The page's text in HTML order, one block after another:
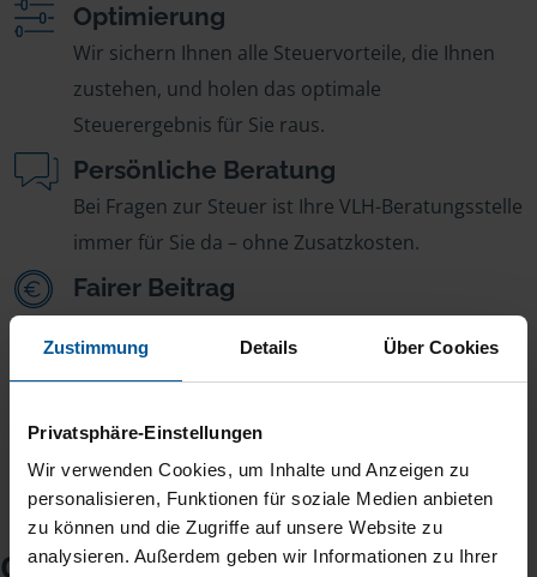
Zustimmung Details Über Cookies
Privatsphäre-Einstellungen
Wir verwenden Cookies, um Inhalte und Anzeigen zu
personalisieren, Funktionen für soziale Medien anbieten
zu können und die Zugriffe auf unsere Website zu
analysieren. Außerdem geben wir Informationen zu Ihrer
Optimierung
Wir sichern Ihnen alle Steuervorteile, die Ihnen
zustehen, und holen das optimale
Steuerergebnis für Sie raus.
Persönliche Beratung
Bei Fragen zur Steuer ist Ihre VLH-Beratungsstelle
immer für Sie da – ohne Zusatzkosten.
Fairer Beitrag
Sie zahlen für alle unsere Leistungen nur einen
jährlichen Mitgliedsbeitrag, der sich nach Ihren
Checkliste für Ihr